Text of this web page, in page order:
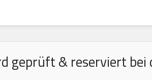
geprüft & reserviert